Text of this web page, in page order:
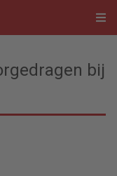
bij